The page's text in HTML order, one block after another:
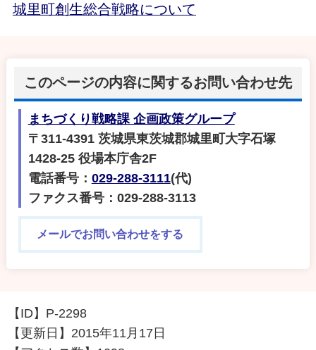
城里町創生総合戦略について
このページの内容に関するお問い合わせ先
まちづくり戦略課 企画政策グループ
〒311-4391 茨城県東茨城郡城里町大字石塚
1428-25 役場本庁舎2F
電話番号： 029-288-3111(代)
ファクス番号：029-288-3113
メールでお問い合わせをする
【ID】 P-2298
【更新日】 2015年11月17日